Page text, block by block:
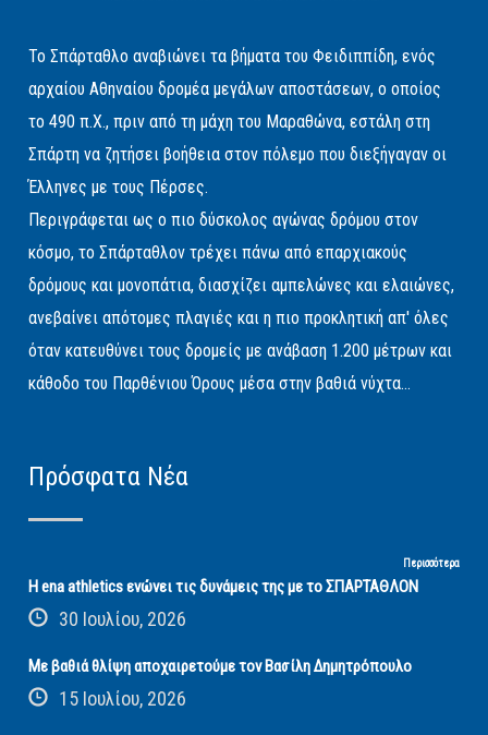
Το Σπάρταθλο αναβιώνει τα βήματα του Φειδιππίδη, ενός
αρχαίου Αθηναίου δρομέα μεγάλων αποστάσεων, ο οποίος
το 490 π.Χ., πριν από τη μάχη του Μαραθώνα, εστάλη στη
Σπάρτη να ζητήσει βοήθεια στον πόλεμο που διεξήγαγαν οι
Έλληνες με τους Πέρσες.
Περιγράφεται ως ο πιο δύσκολος αγώνας δρόμου στον
κόσμο, το Σπάρταθλον τρέχει πάνω από επαρχιακούς
δρόμους και μονοπάτια, διασχίζει αμπελώνες και ελαιώνες,
ανεβαίνει απότομες πλαγιές και η πιο προκλητική απ' όλες
όταν κατευθύνει τους δρομείς με ανάβαση 1.200 μέτρων και
κάθοδο του Παρθένιου Όρους μέσα στην βαθιά νύχτα...
Πρόσφατα Νέα
Περισσότερα
Η ena athletics ενώνει τις δυνάμεις της με το ΣΠΑΡΤΑΘΛΟΝ
30 Ιουλίου, 2026
Με βαθιά θλίψη αποχαιρετούμε τον Βασίλη Δημητρόπουλο
15 Ιουλίου, 2026